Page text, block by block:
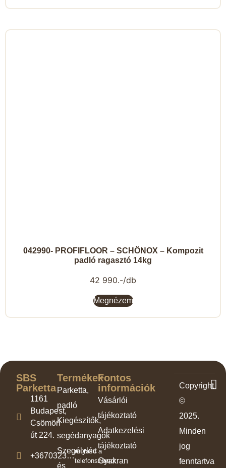
042990- PROFIFLOOR – SCHÖNOX – Kompozit
padló ragasztó 14kg
42 990.-/db
Megnézem
SBS
Parketta
1161
Budapest,
Csömöri
út 224.
+3670323…
mutasd a
telefonszámot
Termékek
Parketta,
padló
Kiegészítők,
segédanyagok
Szegélyléc
és
Fontos
információk
Vásárlói
tájékoztató
Adatkezelési
tájékoztató
Gyakran
Copyright
©
2025.
Minden
jog
fenntartva